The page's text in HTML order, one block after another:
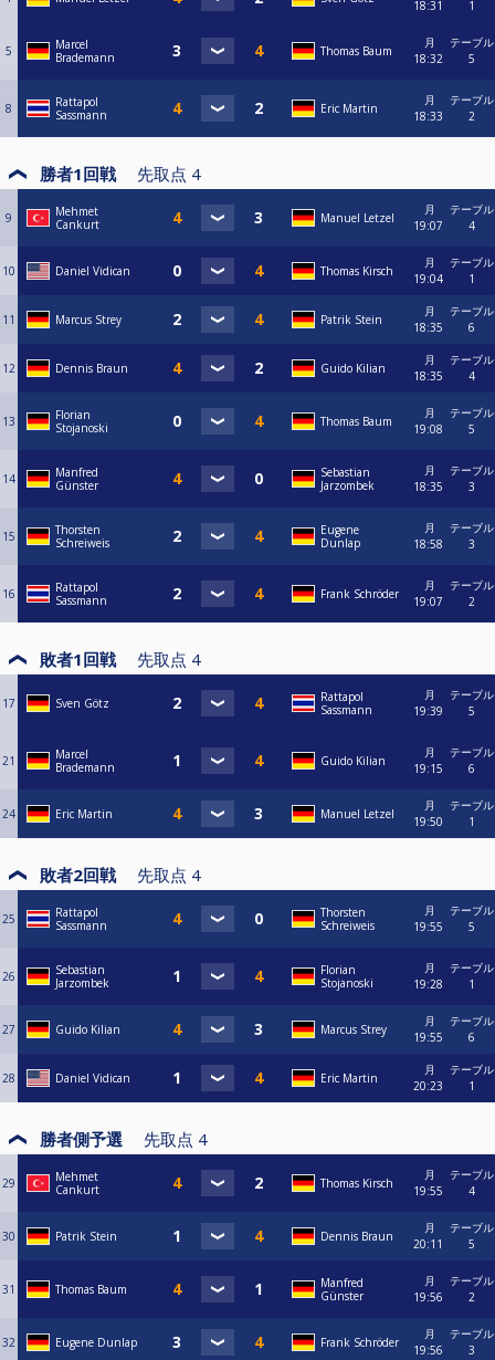
18:31 1
5
Marcel
Brademann
Thomas Baum
月
18:32
テーブル
5
8
Rattapol
Sassmann
Eric Martin
月
18:33
テーブル
2
勝者1回戦 先取点 4
9
Mehmet
Cankurt
Manuel Letzel
月
19:07
テーブル
4
10 Daniel Vidican Thomas Kirsch
月
19:04
テーブル
1
11 Marcus Strey Patrik Stein
月
18:35
テーブル
6
12 Dennis Braun Guido Kilian
月
18:35
テーブル
4
13
Florian
Stojanoski
Thomas Baum
月
19:08
テーブル
5
14
Manfred
Günster
Sebastian
Jarzombek
月
18:35
テーブル
3
15
Thorsten
Schreiweis
Eugene
Dunlap
月
18:58
テーブル
3
16
Rattapol
Sassmann
Frank Schröder
月
19:07
テーブル
2
敗者1回戦 先取点 4
17 Sven Götz
Rattapol
Sassmann
月
19:39
テーブル
5
21
Marcel
Brademann
Guido Kilian
月
19:15
テーブル
6
24 Eric Martin Manuel Letzel
月
19:50
テーブル
1
敗者2回戦 先取点 4
25
Rattapol
Sassmann
Thorsten
Schreiweis
月
19:55
テーブル
5
26
Sebastian
Jarzombek
Florian
Stojanoski
月
19:28
テーブル
1
27 Guido Kilian Marcus Strey
月
19:55
テーブル
6
28 Daniel Vidican Eric Martin
月
20:23
テーブル
1
勝者側予選 先取点 4
29
Mehmet
Cankurt
Thomas Kirsch
月
19:55
テーブル
4
30 Patrik Stein Dennis Braun
月
20:11
テーブル
5
31 Thomas Baum
Manfred
Günster
月
19:56
テーブル
2
32 Eugene Dunlap Frank Schröder
月
19:56
テーブル
3